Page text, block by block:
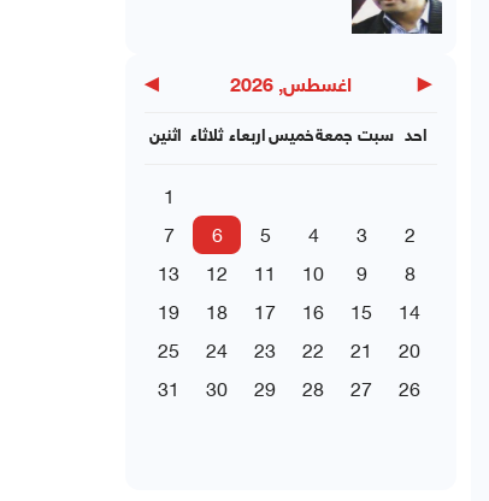
◀ اغسطس, 2026 ▶
اثنين ثلاثاء اربعاءخميسجمعة سبت احد
1
2
3
4
5
6
7
8
9
10
11
12
13
14
15
16
17
18
19
20
21
22
23
24
25
26
27
28
29
30
31